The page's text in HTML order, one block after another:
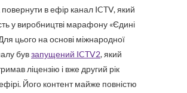
в ефір канал ICTV, який
у виробництві марафону «Єдині
цього на основі міжнародної
бувзапущений ICTV2, який
ліцензію і вже другий рік
Його контент майже повністю